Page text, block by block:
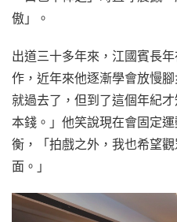
傲」。
出道三十多年來，江國賓長
作，近年來他逐漸學會放慢
就過去了，但到了這個年紀
本錢。」他笑說現在會固定
衡，「拍戲之外，我也希望
面。」